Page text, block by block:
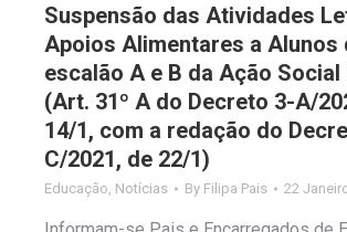
Suspensão das Atividades
Apoios Alimentares a Alunos
escalão A e B da Ação Social
(Art. 31º A do Decreto 3-A/
14/1, com a redação do
C/2021, de 22/1)
Educação Notícias By Filipa Pais 22